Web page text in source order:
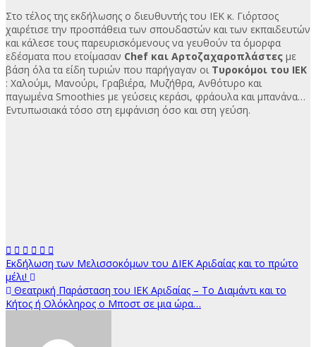
Στο τέλος της εκδήλωσης ο διευθυντής του ΙΕΚ κ. Γιόρτσος
χαιρέτισε την προσπάθεια των σπουδαστών και των εκπαιδευτών
και κάλεσε τους παρευρισκόμενους να γευθούν τα όμορφα
εδέσματα που ετοίμασαν Chef και Αρτοζαχαροπλάστες με
βάση όλα τα είδη τυριών που παρήγαγαν οι Τυροκόμοι του ΙΕΚ
: Χαλούμι, Μανούρι, Γραβιέρα, Μυζήθρα, Ανθότυρο και
παγωμένα Smoothies με γεύσεις κεράσι, φράουλα και μπανάνα…
Εντυπωσιακά τόσο στη εμφάνιση όσο και στη γεύση.
Πλοήγηση
άρθρων
Εκδήλωση των Μελισσοκόμων του ΔΙEK Αριδαίας και το πρώτο
μέλι!
Θεατρική Παράσταση του ΙΕΚ Αριδαίας – Το Διαμάντι και το
Κήτος ή Ολόκληρος ο Μποστ σε μια ώρα…